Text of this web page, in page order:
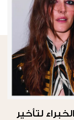
الخبراء لتأخير